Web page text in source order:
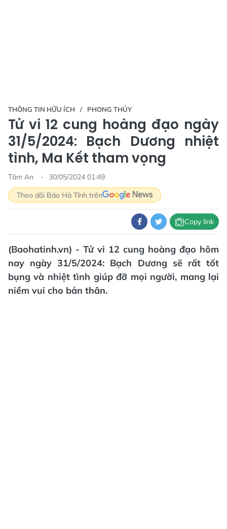
THÔNG TIN HỮU ÍCH PHONG THỦY
Tử vi 12 cung hoàng đạo ngày
31/5/2024: Bạch Dương nhiệt
tình, Ma Kết tham vọng
Tâm An
30/05/2024 01:49
Theo dõi Báo Hà Tĩnh trên
Copy link
(Baohatinh.vn) - Tử vi 12 cung hoàng đạo hôm
nay ngày 31/5/2024: Bạch Dương sẽ rất tốt
bụng và nhiệt tình giúp đỡ mọi người, mang lại
niềm vui cho bản thân.